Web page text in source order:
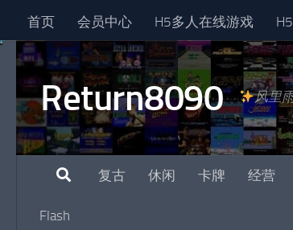
跳至内容
首页 会员中心 H5多人在线游戏
Return8090 风里
复古 休闲 卡牌 经营
Flash